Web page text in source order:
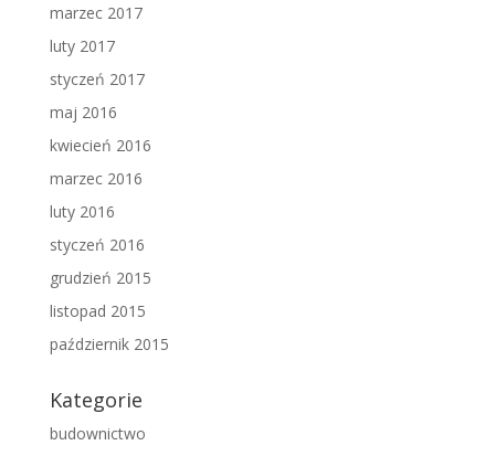
marzec 2017
luty 2017
styczeń 2017
maj 2016
kwiecień 2016
marzec 2016
luty 2016
styczeń 2016
grudzień 2015
listopad 2015
październik 2015
Kategorie
budownictwo